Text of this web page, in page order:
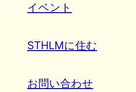
イベント
STHLMに住む
お問い合わせ